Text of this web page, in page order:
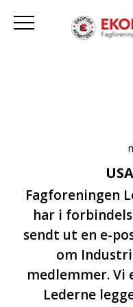
Fagforeningen
har i
sendt ut en e-
om
medlemmer.
Lederne